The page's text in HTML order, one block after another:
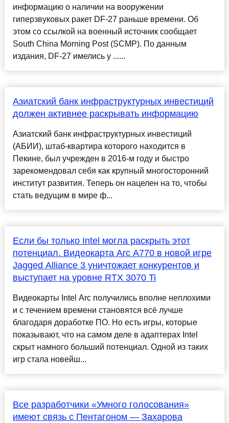
информацию о наличии на вооружении
гиперзвуковых ракет DF-27 раньше времени. Об
этом со ссылкой на военный источник сообщает
South China Morning Post (SCMP). По данным
издания, DF-27 имелись у ......
Азиатский банк инфраструктурных инвестиций
должен активнее раскрывать информацию
Азиатский банк инфраструктурных инвестиций
(АБИИ), штаб-квартира которого находится в
Пекине, был учрежден в 2016-м году и быстро
зарекомендовал себя как крупный многосторонний
институт развития. Теперь он нацелен на то, чтобы
стать ведущим в мире ф...
Если бы только Intel могла раскрыть этот
потенциал. Видеокарта Arc A770 в новой игре
Jagged Alliance 3 уничтожает конкурентов и
выступает на уровне RTX 3070 Ti
Видеокарты Intel Arc получились вполне неплохими
и с течением времени становятся всё лучше
благодаря доработке ПО. Но есть игры, которые
показывают, что на самом деле в адаптерах Intel
скрыт намного больший потенциал. Одной из таких
игр стала новейш...
Все разработчики «Умного голосования»
имеют связь с Пентагоном — Захарова